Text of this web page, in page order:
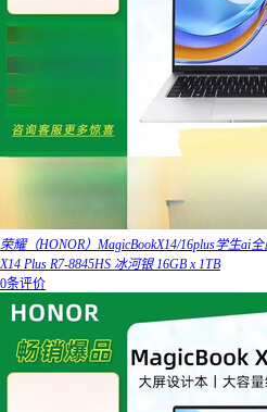
荣耀（HONOR）MagicBookX14/16plus学生ai
X14 Plus R7-8845HS 冰河银 16GB x 1TB
0条评价